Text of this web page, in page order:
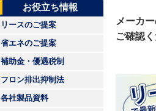
お役立ち情報
リースのご提案
省エネのご提案
補助金・優遇税制
フロン排出抑制法
各社製品資料
メーカ
ご確認